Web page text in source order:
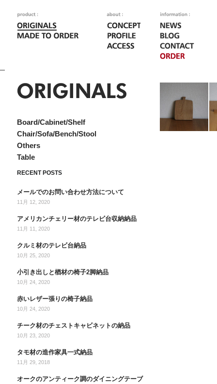
Board/Cabinet/Shelf
Chair/Sofa/Bench/Stool
Others
Table
RECENT POSTS
メールでのお問い合わせ方法について
11月 12, 2020
アメリカンチェリー材のテレビ台収納納品
11月 11, 2020
クルミ材のテレビ台納品
10月 25, 2020
小引き出しと楢材の椅子2脚納品
10月 24, 2020
赤いレザー張りの椅子納品
10月 24, 2020
チーク材のチェストキャビネットの納品
10月 23, 2020
タモ材の造作家具一式納品
11月 29, 2018
オークのアンティーク調のダイニングテーブ